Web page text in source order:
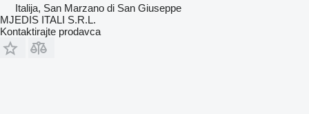
Italija, San Marzano di San Giuseppe
MJEDIS ITALI S.R.L.
Kontaktirajte prodavca